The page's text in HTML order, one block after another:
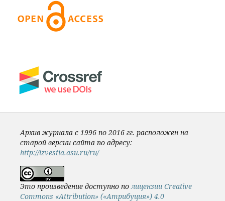
Архив журнала с 1996 по 2016 гг. расположен на
старой версии сайта по адресу:
http://izvestia.asu.ru/ru/
Это произведение доступно полицензии Creative
Commons «Attribution» («Атрибуция») 4.0